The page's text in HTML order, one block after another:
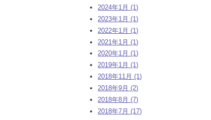
2024年1月 (1)
2023年1月 (1)
2022年1月 (1)
2021年1月 (1)
2020年1月 (1)
2019年1月 (1)
2018年11月 (1)
2018年9月 (2)
2018年8月 (7)
2018年7月 (17)